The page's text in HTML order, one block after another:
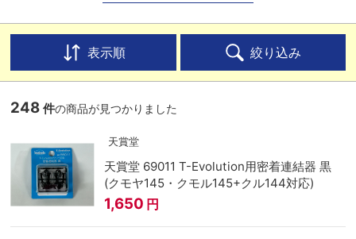
表示順 絞り込み
248 件の商品が見つかりました
天賞堂
天賞堂 69011 T-Evolution用密着連結器 黒
(クモヤ145・クモル145+クル144対応)
1,650 円